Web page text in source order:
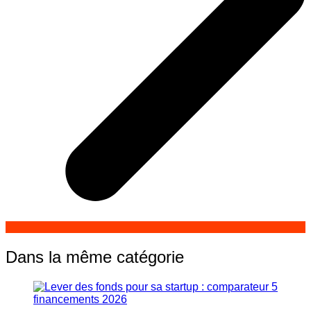
Dans la même catégorie